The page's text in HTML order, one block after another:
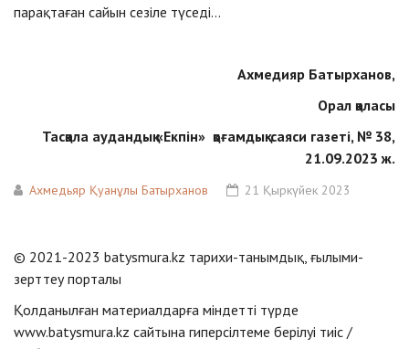
парақтаған сайын сезіле түседі...
Ахмедияр Батырханов,
Орал қаласы
Тасқала аудандық «Екпін» қоғамдық-саяси газеті, № 38,
21.09.2023 ж.
Ахмедьяр Қуанұлы Батырханов 21 Қыркүйек 2023
© 2021-2023 batysmura.kz тарихи-танымдық, ғылыми-
зерттеу порталы
Қолданылған материалдарға міндетті түрде
www.batysmura.kz сайтына гиперсілтеме берілуі тиіс /